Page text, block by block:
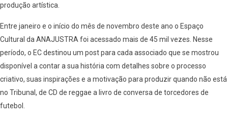
produção artística.
Entre janeiro e o início do mês de novembro deste ano o Espaço
Cultural da ANAJUSTRA foi acessado mais de 45 mil vezes. Nesse
período, o EC destinou um post para cada associado que se mostrou
disponível a contar a sua história com detalhes sobre o processo
criativo, suas inspirações e a motivação para produzir quando não está
no Tribunal, de CD de reggae a livro de conversa de torcedores de
futebol.